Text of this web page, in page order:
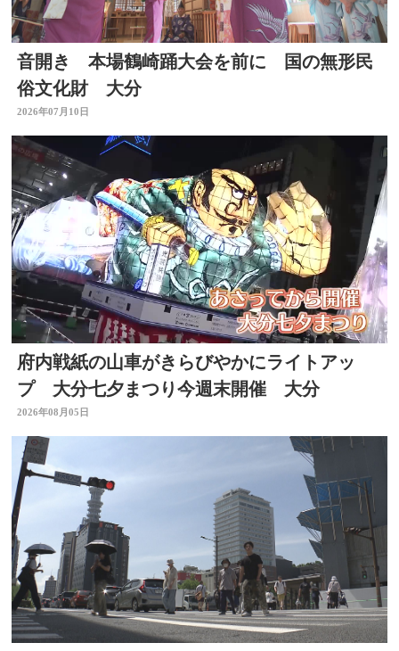
音開き 本場鶴崎踊大会を前に 国の無形民
俗文化財 大分
2026年07月10日
府内戦紙の山車がきらびやかにライトアッ
プ 大分七夕まつり今週末開催 大分
2026年08月05日